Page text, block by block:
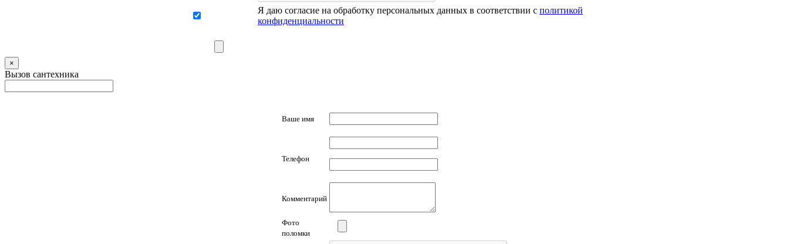
Я даю согласие на обработку персональных данных в соответствии с политикой
конфиденциальности
×
Вызов сантехника
Ваше имя
Телефон
Комментарий
Фото
поломки